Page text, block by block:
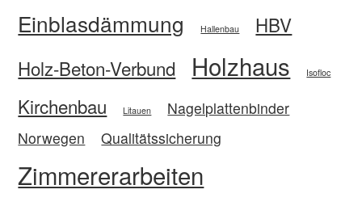
Einblasdämmung Hallenbau
HBV
Holz-Beton-Verbund
Holzhaus Isofloc
Kirchenbau Litauen
Nagelplattenbinder
Norwegen
Qualitätssicherung
Zimmererarbeiten